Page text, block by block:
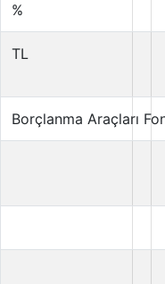
%
TL
Borçlanma Araçları